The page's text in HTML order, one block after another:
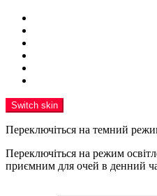
Switch skin
Переключіться на темний
Переключіться на режим
приємним для очей в денний